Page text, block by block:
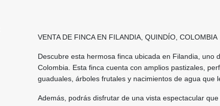
VENTA DE FINCA EN FILANDIA, QUINDÍO, COLOMBIA
Descubre esta hermosa finca ubicada en Filandia, uno
Colombia. Esta finca cuenta con amplios pastizales,
guaduales, árboles frutales y nacimientos de agua que
Además, podrás disfrutar de una vista espectacular